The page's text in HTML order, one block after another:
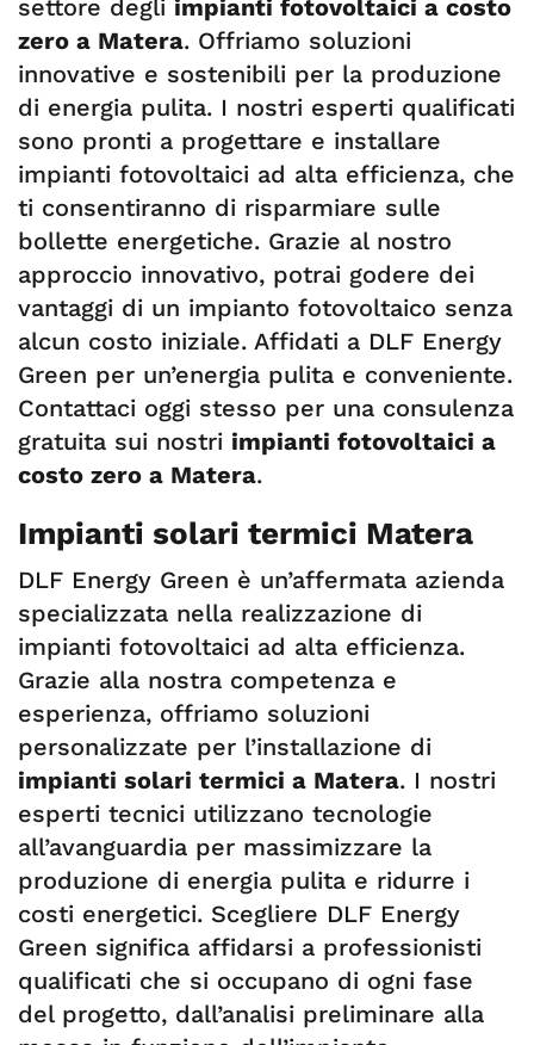
settore degli impianti fotovoltaici a costo
zero a Matera. Offriamo soluzioni
innovative e sostenibili per la produzione
di energia pulita. I nostri esperti qualificati
sono pronti a progettare e installare
impianti fotovoltaici ad alta efficienza, che
ti consentiranno di risparmiare sulle
bollette energetiche. Grazie al nostro
approccio innovativo, potrai godere dei
vantaggi di un impianto fotovoltaico senza
alcun costo iniziale. Affidati a DLF Energy
Green per un’energia pulita e conveniente.
Contattaci oggi stesso per una consulenza
gratuita sui nostri impianti fotovoltaici a
costo zero a Matera.
Impianti solari termici Matera
DLF Energy Green è un’affermata azienda
specializzata nella realizzazione di
impianti fotovoltaici ad alta efficienza.
Grazie alla nostra competenza e
esperienza, offriamo soluzioni
personalizzate per l’installazione di
impianti solari termici a Matera. I nostri
esperti tecnici utilizzano tecnologie
all’avanguardia per massimizzare la
produzione di energia pulita e ridurre i
costi energetici. Scegliere DLF Energy
Green significa affidarsi a professionisti
qualificati che si occupano di ogni fase
del progetto, dall’analisi preliminare alla